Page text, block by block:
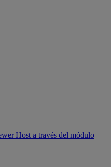
Host a través del módulo